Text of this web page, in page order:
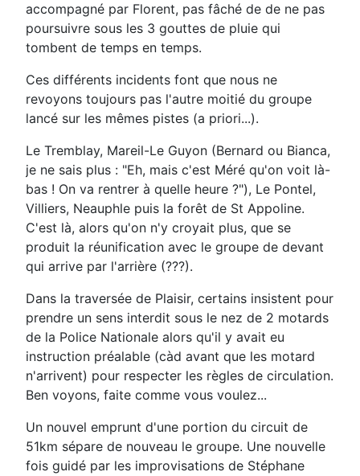
accompagné par Florent, pas fâché de de ne pas
poursuivre sous les 3 gouttes de pluie qui
tombent de temps en temps.
Ces différents incidents font que nous ne
revoyons toujours pas l'autre moitié du groupe
lancé sur les mêmes pistes (a priori...).
Le Tremblay, Mareil-Le Guyon (Bernard ou Bianca,
je ne sais plus : "Eh, mais c'est Méré qu'on voit là-
bas ! On va rentrer à quelle heure ?"), Le Pontel,
Villiers, Neauphle puis la forêt de St Appoline.
C'est là, alors qu'on n'y croyait plus, que se
produit la réunification avec le groupe de devant
qui arrive par l'arrière (???).
Dans la traversée de Plaisir, certains insistent pour
prendre un sens interdit sous le nez de 2 motards
de la Police Nationale alors qu'il y avait eu
instruction préalable (càd avant que les motard
n'arrivent) pour respecter les règles de circulation.
Ben voyons, faite comme vous voulez...
Un nouvel emprunt d'une portion du circuit de
51km sépare de nouveau le groupe. Une nouvelle
fois guidé par les improvisations de Stéphane